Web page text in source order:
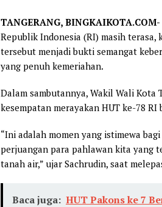
TANGERANG, BINGKAIKOTA.COM-
Republik Indonesia (RI) masih terasa,
tersebut menjadi bukti semangat
yang penuh kemeriahan.
Dalam sambutannya, Wakil Wali Kota
kesempatan merayakan HUT ke-78 RI
“Ini adalah momen yang istimewa
perjuangan para pahlawan kita yang
tanah air,” ujar Sachrudin, saat
Baca juga: HUT Pakons ke 7